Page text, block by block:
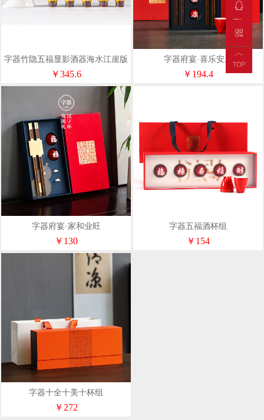
字器竹隐五福显影酒器海水江崖版
￥345.6
字器府宴·喜乐安康
￥194.4
字器府宴·家和业旺
￥130
字器五福酒杯组
￥154
字器十全十美十杯组
￥272